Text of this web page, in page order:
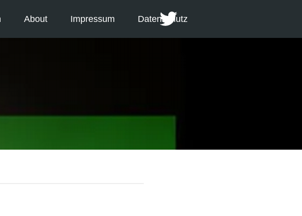
About Impressum Datenschutz